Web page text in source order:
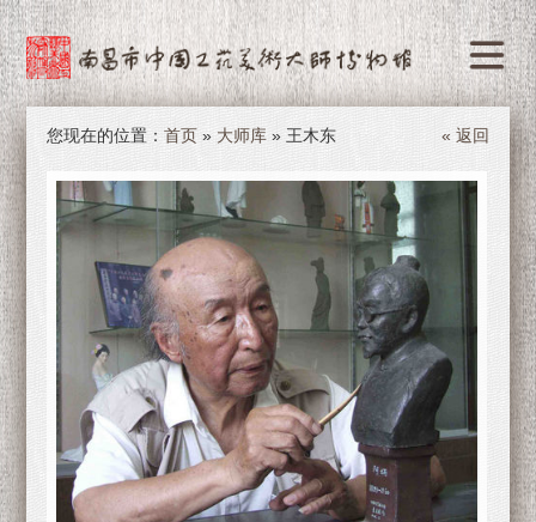
您现在的位置： 首页» 大师库» 王木东 « 返回